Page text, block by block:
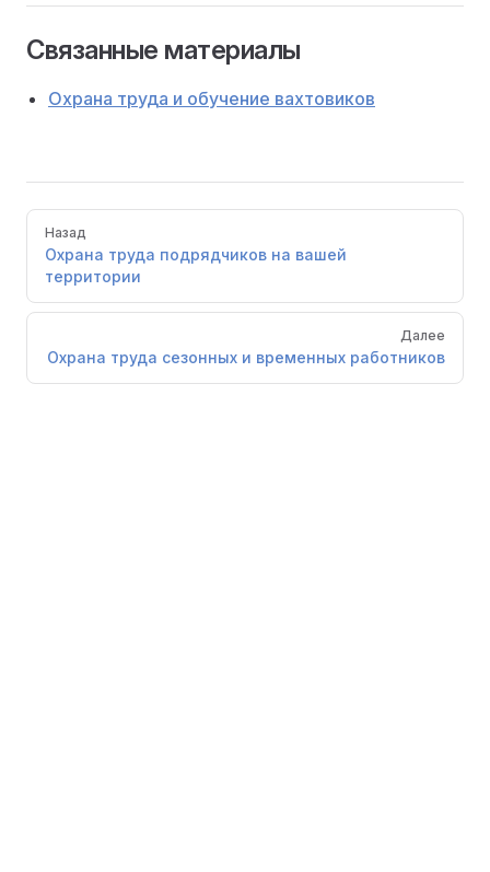
Связанные материалы
Охрана труда и обучение вахтовиков
PagerНазад
Охрана труда подрядчиков на вашей
территории
Далее
Охрана труда сезонных и временных работников